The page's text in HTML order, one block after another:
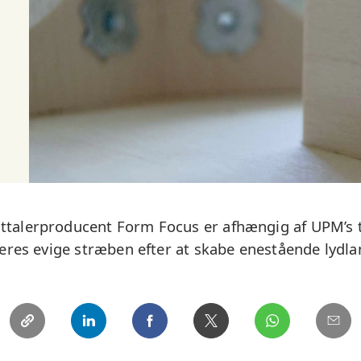
Form Focus er afhængig af
evige stræben efter at skabe enestående